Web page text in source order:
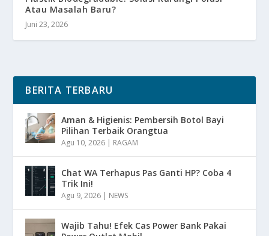
Atau Masalah Baru?
Juni 23, 2026
BERITA TERBARU
Aman & Higienis: Pembersih Botol Bayi
Pilihan Terbaik Orangtua
Agu 10, 2026 | RAGAM
Chat WA Terhapus Pas Ganti HP? Coba 4
Trik Ini!
Agu 9, 2026 | NEWS
Wajib Tahu! Efek Cas Power Bank Pakai